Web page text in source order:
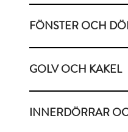
FÖNSTER OCH
GOLV OCH KAKEL
INNERDÖRRAR